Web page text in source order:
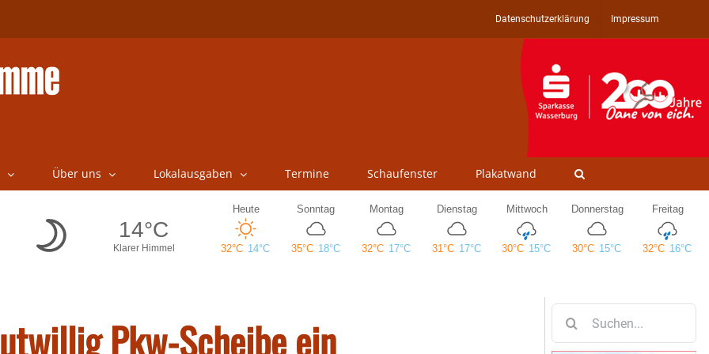
Datenschutzerklärung Impressum
Über uns Lokalausgaben Termine Schaufenster Plakatwand
Pkw-Scheibe ein
nach: